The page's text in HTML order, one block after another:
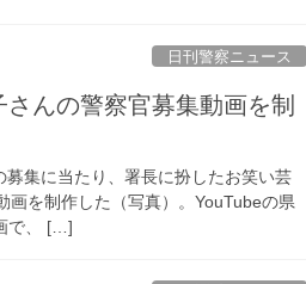
日刊警察ニュース
集に当たり、署長に扮したお笑い芸
画を制作した（写真）。YouTubeの県
で、 […]